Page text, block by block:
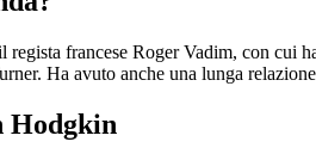
francese Roger Vadim, con
Ha avuto anche una lunga
Hodgkin